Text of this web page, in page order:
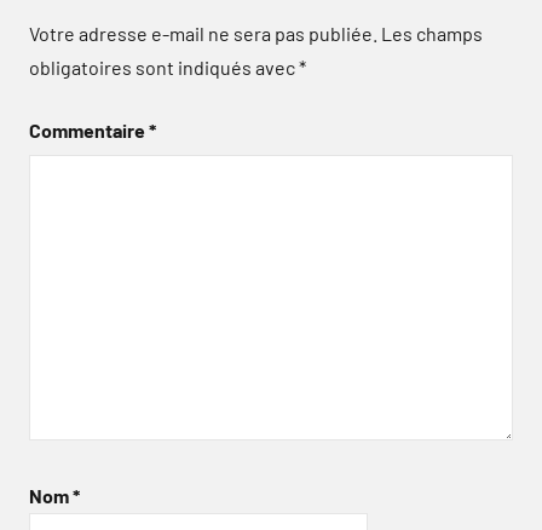
Votre adresse e-mail ne sera pas publiée. Les champs
obligatoires sont indiqués avec*
Commentaire*
Nom*